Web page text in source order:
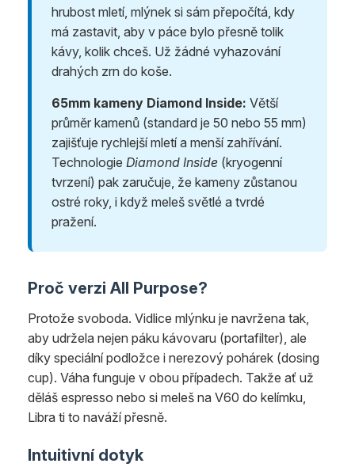
hrubost mletí, mlýnek si sám přepočítá, kdy
má zastavit, aby v páce bylo přesně tolik
kávy, kolik chceš. Už žádné vyhazování
drahých zrn do koše.
65mm kameny Diamond Inside: Větší
průměr kamenů (standard je 50 nebo 55 mm)
zajišťuje rychlejší mletí a menší zahřívání.
Technologie Diamond Inside (kryogenní
tvrzení) pak zaručuje, že kameny zůstanou
ostré roky, i když meleš světlé a tvrdé
pražení.
Proč verzi All Purpose?
Protože svoboda. Vidlice mlýnku je navržena tak,
aby udržela nejen páku kávovaru (portafilter), ale
díky speciální podložce i nerezový pohárek (dosing
cup). Váha funguje v obou případech. Takže ať už
děláš espresso nebo si meleš na V60 do kelímku,
Libra ti to naváží přesně.
Intuitivní dotyk